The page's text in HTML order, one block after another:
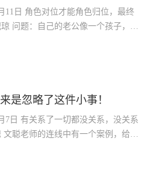
11日 角色对位才能角色归位，最终
问题：自己的老公像一个孩子，一
文聪老师：说老公不
是忽略了这件小事！
7日 有关系了一切都没关系，没关系
聪老师的连线中有一个案例，给我
家长们都会遇到